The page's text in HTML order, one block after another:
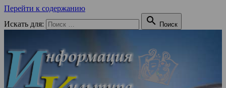
Перейти к содержанию
Искать для:
 Поиск